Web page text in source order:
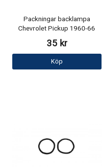
Packningar backlampa
Chevrolet Pickup 1960-66
35 kr
Köp